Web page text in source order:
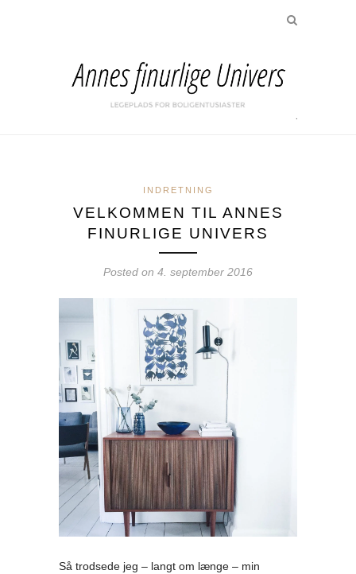
INDRETNING
VELKOMMEN TIL ANNES
FINURLIGE UNIVERS
Posted on 4. september 2016
Så trodsede jeg – langt om længe – min